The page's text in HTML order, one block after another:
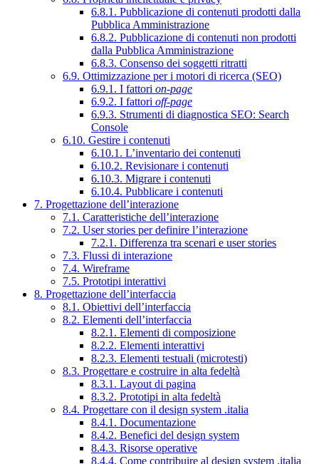
6.8.1. Pubblicazione di contenuti prodotti dalla
Pubblica Amministrazione
6.8.2. Pubblicazione di contenuti non prodotti
dalla Pubblica Amministrazione
6.8.3. Consenso dei soggetti ritratti
6.9. Ottimizzazione per i motori di ricerca (SEO)
6.9.1. I fattori on-page
6.9.2. I fattori off-page
6.9.3. Strumenti di diagnostica SEO: Search
Console
6.10. Gestire i contenuti
6.10.1. L’inventario dei contenuti
6.10.2. Revisionare i contenuti
6.10.3. Migrare i contenuti
6.10.4. Pubblicare i contenuti
7. Progettazione dell’interazione
7.1. Caratteristiche dell’interazione
7.2. User stories per definire l’interazione
7.2.1. Differenza tra scenari e user stories
7.3. Flussi di interazione
7.4. Wireframe
7.5. Prototipi interattivi
8. Progettazione dell’interfaccia
8.1. Obiettivi dell’interfaccia
8.2. Elementi dell’interfaccia
8.2.1. Elementi di composizione
8.2.2. Elementi interattivi
8.2.3. Elementi testuali (microtesti)
8.3. Progettare e costruire in alta fedeltà
8.3.1. Layout di pagina
8.3.2. Prototipi in alta fedeltà
8.4. Progettare con il design system .italia
8.4.1. Documentazione
8.4.2. Benefici del design system
8.4.3. Risorse operative
8.4.4. Come contribuire al design system .italia